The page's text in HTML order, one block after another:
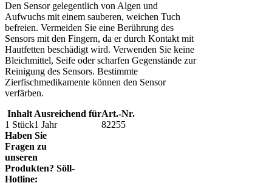
Den Sensor gelegentlich von Algen und
Aufwuchs mit einem sauberen, weichen Tuch
befreien. Vermeiden Sie eine Berührung des
Sensors mit den Fingern, da er durch Kontakt mit
Hautfetten beschädigt wird. Verwenden Sie keine
Bleichmittel, Seife oder scharfen Gegenstände zur
Reinigung des Sensors. Bestimmte
Zierfischmedikamente können den Sensor
verfärben.
Inhalt Ausreichend fürArt.-Nr.
1 Stück1 Jahr
82255
Haben Sie
Fragen zu
unseren
Produkten? Söll-
Hotline: